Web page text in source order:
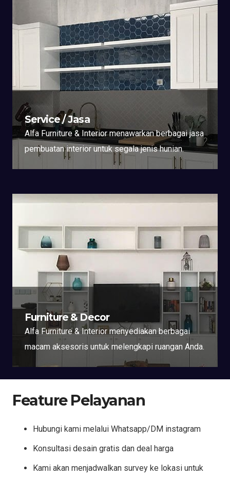
Service / Jasa
Alfa Furniture & Interior menawarkan berbagai jasa
pembuatan interior untuk segala jenis hunian.
Furniture & Decor
Alfa Furniture & Interior menyediakan berbagai
macam aksesoris untuk melengkapi ruangan Anda.
Feature Pelayanan
Hubungi kami melalui Whatsapp/DM instagram
Konsultasi desain gratis dan deal harga
Kami akan menjadwalkan survey ke lokasi untuk